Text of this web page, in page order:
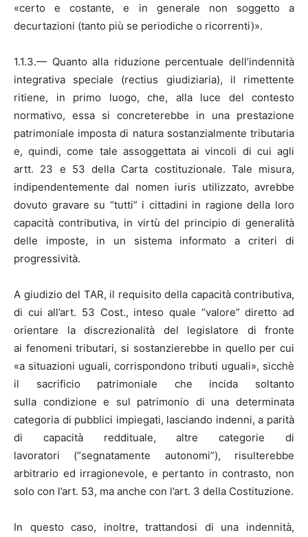
«certo e costante, e in generale non soggetto a
decurtazioni (tanto più se periodiche o ricorrenti)».
1.1.3.— Quanto alla riduzione percentuale dell’indennità
integrativa speciale (rectius giudiziaria), il rimettente
ritiene, in primo luogo, che, alla luce del contesto
normativo, essa si concreterebbe in una prestazione
patrimoniale imposta di natura sostanzialmente tributaria
e, quindi, come tale assoggettata ai vincoli di cui agli
artt. 23 e 53 della Carta costituzionale. Tale misura,
indipendentemente dal nomen iuris utilizzato, avrebbe
dovuto gravare su “tutti” i cittadini in ragione della loro
capacità contributiva, in virtù del principio di generalità
delle imposte, in un sistema informato a criteri di
progressività.
A giudizio del TAR, il requisito della capacità contributiva,
di cui all’art. 53 Cost., inteso quale “valore” diretto ad
orientare la discrezionalità del legislatore di fronte
ai fenomeni tributari, si sostanzierebbe in quello per cui
«a situazioni uguali, corrispondono tributi uguali», sicchè
il sacrificio patrimoniale che incida soltanto
sulla condizione e sul patrimonio di una determinata
categoria di pubblici impiegati, lasciando indenni, a parità
di capacità reddituale, altre categorie di
lavoratori (“segnatamente autonomi”), risulterebbe
arbitrario ed irragionevole, e pertanto in contrasto, non
solo con l’art. 53, ma anche con l’art. 3 della Costituzione.
In questo caso, inoltre, trattandosi di una indennità,